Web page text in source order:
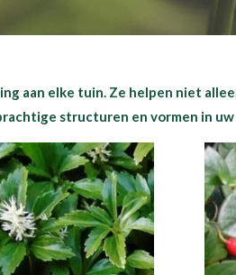
aan elke tuin. Ze helpen niet
structuren en vormen in